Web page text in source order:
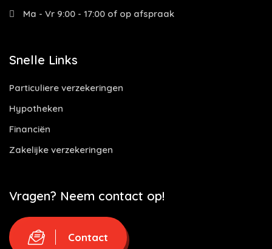
Ma - Vr 9:00 - 17:00 of op afspraak
Snelle Links
Particuliere verzekeringen
Hypotheken
Financiën
Zakelijke verzekeringen
Vragen? Neem contact op!
Contact